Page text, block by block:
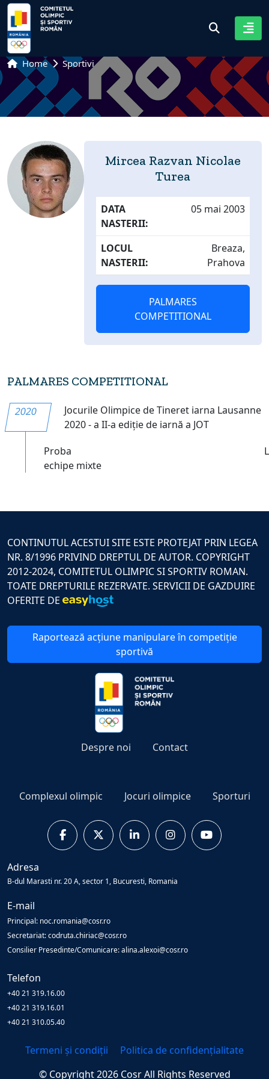
Home Sportivi
Mircea Razvan Nicolae
Turea
DATA
NASTERII:
05 mai 2003
LOCUL
NASTERII:
Breaza,
Prahova
PALMARES
COMPETITIONAL
PALMARES COMPETITIONAL
2020
Jocurile Olimpice de Tineret iarna Lausanne
2020 - a II-a ediție de iarnă a JOT
Proba
echipe mixte
CONTINUTUL ACESTUI SITE ESTE PROTEJAT PRIN LEGEA
NR. 8/1996 PRIVIND DREPTUL DE AUTOR. COPYRIGHT
2012-2024, COMITETUL OLIMPIC SI SPORTIV ROMAN.
TOATE DREPTURILE REZERVATE. SERVICII DE GAZDUIRE
OFERITE DE
Raportează acțiune manipulare în competiție
sportivă
Despre noi Contact
Complexul olimpic Jocuri olimpice Sporturi
Adresa
B-dul Marasti nr. 20 A, sector 1, Bucuresti, Romania
E-mail
Principal: noc.romania@cosr.ro
Secretariat: codruta.chiriac@cosr.ro
Consilier Presedinte/Comunicare: alina.alexoi@cosr.ro
Telefon
+40 21 319.16.00
+40 21 319.16.01
+40 21 310.05.40
Termeni și condiții
Politica de confidențialitate
© Copyright2026 CosrAll Rights Reserved